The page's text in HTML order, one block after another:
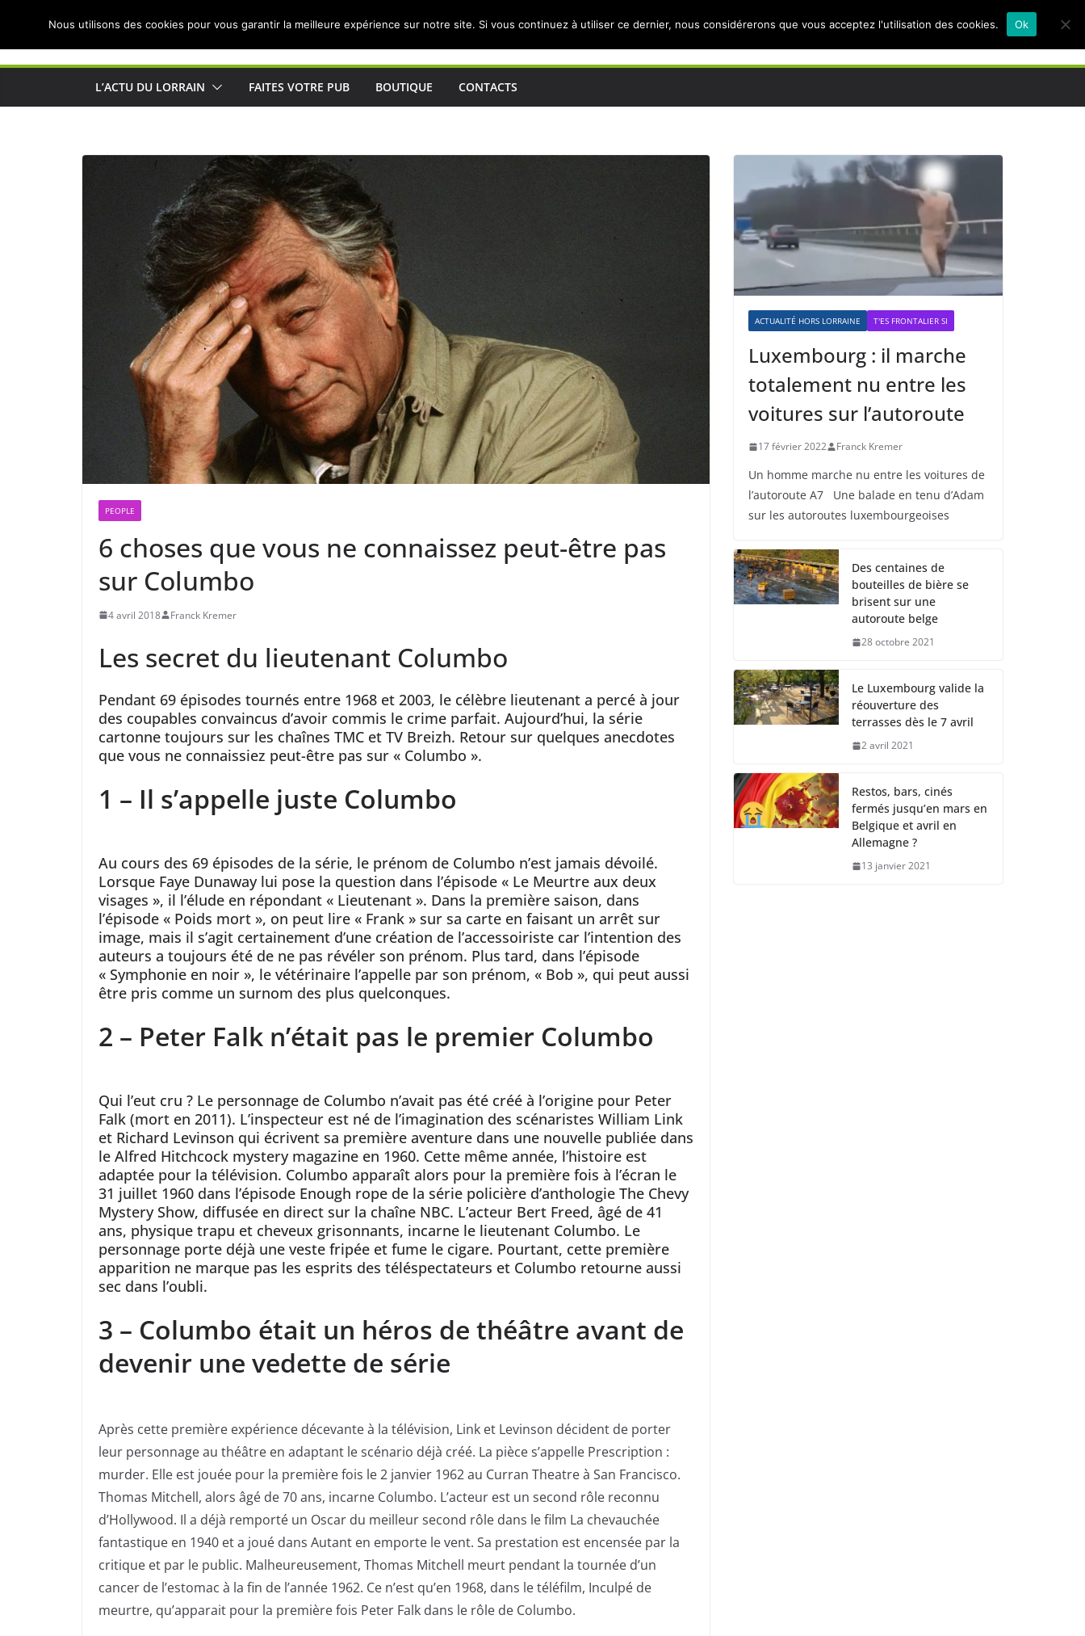
Actualités de Lorraine pour les Lorrains
L’ACTU DU LORRAIN FAITES VOTRE PUB BOUTIQUE CONTACTS
PEOPLE
6 choses que vous ne connaissez peut-être pas
sur Columbo
4 avril 2018 Franck Kremer
Les secret du lieutenant Columbo
Pendant 69 épisodes tournés entre 1968 et 2003, le célèbre lieutenant a percé à jour
des coupables convaincus d’avoir commis le crime parfait. Aujourd’hui, la série
cartonne toujours sur les chaînes TMC et TV Breizh. Retour sur quelques anecdotes
que vous ne connaissiez peut-être pas sur « Columbo ».
1 – Il s’appelle juste Columbo
Au cours des 69 épisodes de la série, le prénom de Columbo n’est jamais dévoilé.
Lorsque Faye Dunaway lui pose la question dans l’épisode « Le Meurtre aux deux
visages », il l’élude en répondant « Lieutenant ». Dans la première saison, dans
l’épisode « Poids mort », on peut lire « Frank » sur sa carte en faisant un arrêt sur
image, mais il s’agit certainement d’une création de l’accessoiriste car l’intention des
auteurs a toujours été de ne pas révéler son prénom. Plus tard, dans l’épisode
« Symphonie en noir », le vétérinaire l’appelle par son prénom, « Bob », qui peut aussi
être pris comme un surnom des plus quelconques.
2 – Peter Falk n’était pas le premier Columbo
Qui l’eut cru ? Le personnage de Columbo n’avait pas été créé à l’origine pour Peter
Falk (mort en 2011). L’inspecteur est né de l’imagination des scénaristes William Link
et Richard Levinson qui écrivent sa première aventure dans une nouvelle publiée dans
le Alfred Hitchcock mystery magazine en 1960. Cette même année, l’histoire est
adaptée pour la télévision. Columbo apparaît alors pour la première fois à l’écran le
31 juillet 1960 dans l’épisode Enough rope de la série policière d’anthologie The Chevy
Mystery Show, diffusée en direct sur la chaîne NBC. L’acteur Bert Freed, âgé de 41
ans, physique trapu et cheveux grisonnants, incarne le lieutenant Columbo. Le
personnage porte déjà une veste fripée et fume le cigare. Pourtant, cette première
apparition ne marque pas les esprits des téléspectateurs et Columbo retourne aussi
sec dans l’oubli.
3 – Columbo était un héros de théâtre avant de
devenir une vedette de série
Après cette première expérience décevante à la télévision, Link et Levinson décident de porter
leur personnage au théâtre en adaptant le scénario déjà créé. La pièce s’appelle Prescription :
murder. Elle est jouée pour la première fois le 2 janvier 1962 au Curran Theatre à San Francisco.
Thomas Mitchell, alors âgé de 70 ans, incarne Columbo. L’acteur est un second rôle reconnu
d’Hollywood. Il a déjà remporté un Oscar du meilleur second rôle dans le film La chevauchée
fantastique en 1940 et a joué dans Autant en emporte le vent. Sa prestation est encensée par la
critique et par le public. Malheureusement, Thomas Mitchell meurt pendant la tournée d’un
cancer de l’estomac à la fin de l’année 1962. Ce n’est qu’en 1968, dans le téléfilm, Inculpé de
meurtre, qu’apparait pour la première fois Peter Falk dans le rôle de Columbo.
ACTUALITÉ HORS LORRAINE T'ES FRONTALIER SI
Luxembourg : il marche
totalement nu entre les
voitures sur l’autoroute
17 février 2022 Franck Kremer
Un homme marche nu entre les voitures de
l’autoroute A7 Une balade en tenu d’Adam
sur les autoroutes luxembourgeoises
Des centaines de
bouteilles de bière se
brisent sur une
autoroute belge
28 octobre 2021
Le Luxembourg valide la
réouverture des
terrasses dès le 7 avril
2 avril 2021
Restos, bars, cinés
fermés jusqu’en mars en
Belgique et avril en
Allemagne ?
13 janvier 2021
Nous utilisons des cookies pour vous garantir la meilleure expérience sur notre site. Si vous continuez à utiliser ce dernier, nous considérerons que vous acceptez l'utilisation des cookies. Ok